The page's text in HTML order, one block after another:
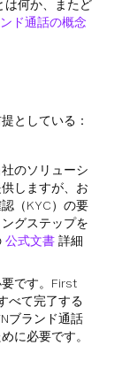
は何か、またど
ド通話の概念
としている：
のソリューシ
しますが、お
（KYC）の要
グステップを
公式文書 詳細
です。First
べて完了する
ブランド通話
に必要です。